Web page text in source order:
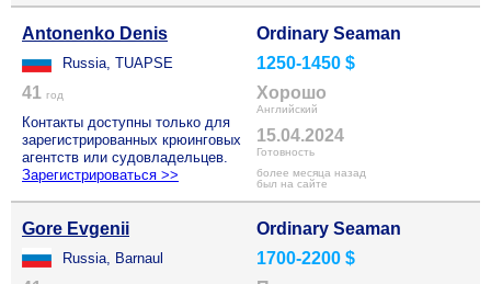
Antonenko Denis
Russia, TUAPSE
41 год
Контакты доступны только для
зарегистрированных крюинговых
агентств или судовладельцев.
Зарегистрироваться >>
Ordinary Seaman
1250-1450 $
Хорошо
Английский
15.04.2024
Готовность
более месяца назад
был на сайте
Gore Evgenii
Russia, Barnaul
Ordinary Seaman
1700-2200 $